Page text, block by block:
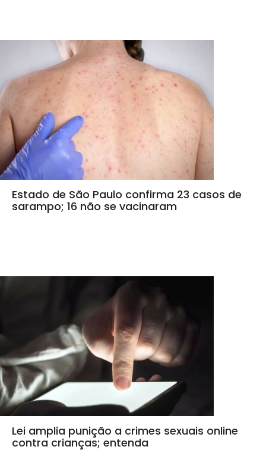
Estado de São Paulo confirma 23 casos de
sarampo; 16 não se vacinaram
Lei amplia punição a crimes sexuais online
contra crianças; entenda